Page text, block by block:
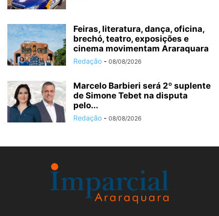
Feiras, literatura, dança, oficina,
brechó, teatro, exposições e
cinema movimentam Araraquara
Redação - 08/08/2026
Marcelo Barbieri será 2º suplente
de Simone Tebet na disputa
pelo...
Redação - 08/08/2026